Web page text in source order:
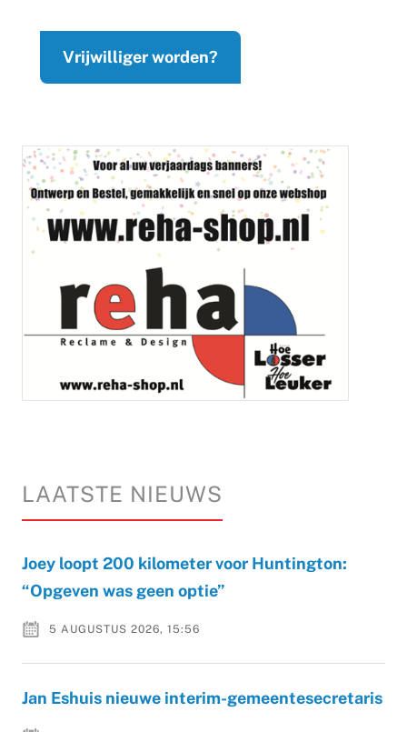
Vrijwilliger worden?
LAATSTE NIEUWS
Joey loopt 200 kilometer voor Huntington:
“Opgeven was geen optie”
5 AUGUSTUS 2026, 15:56
Jan Eshuis nieuwe interim-gemeentesecretaris